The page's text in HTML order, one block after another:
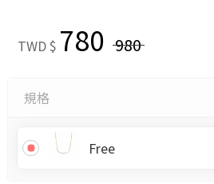
TWD $ 780 980
規格
Free